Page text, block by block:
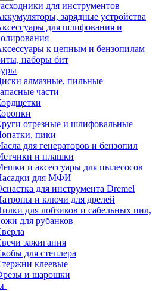
для инструментов
зарядные устройства
для шлифования и
к цепным и бензопилам
наборы бит
алмазные, пильные
части
отрезные и шлифовальные
пики
для генераторов и бензопил
и плашки
и аксессуары для пылесосов
для МФИ
для инструмента Dremel
и ключи для дрелей
для лобзиков и сабельных пил,
для рубанков
зажигания
для степлера
клеевые
и шарошки